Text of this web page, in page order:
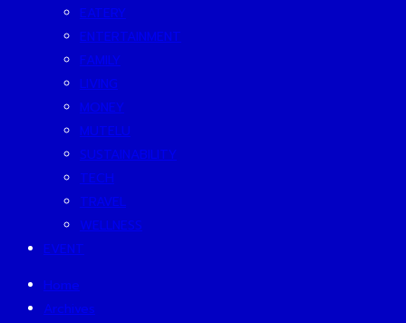
EATERY
ENTERTAINMENT
FAMILY
LIVING
MONEY
MUTELU
SUSTAINABILITY
TECH
TRAVEL
WELLNESS
EVENT
Home
Archives